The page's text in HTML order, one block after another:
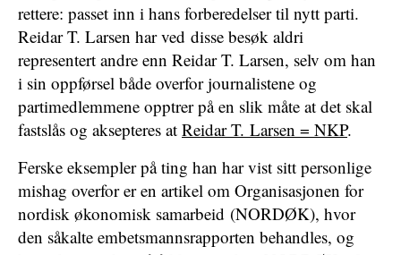
rettere: passet inn i hans forberedelser til nytt parti.
Reidar T. Larsen har ved disse besøk aldri
representert andre enn Reidar T. Larsen, selv om han
i sin oppførsel både overfor journalistene og
partimedlemmene opptrer på en slik måte at det skal
fastslås og aksepteres at Reidar T. Larsen = NKP.
Ferske eksempler på ting han har vist sitt personlige
mishag overfor er en artikel om Organisasjonen for
nordisk økonomisk samarbeid (NORDØK), hvor
den såkalte embetsmannsrapporten behandles, og